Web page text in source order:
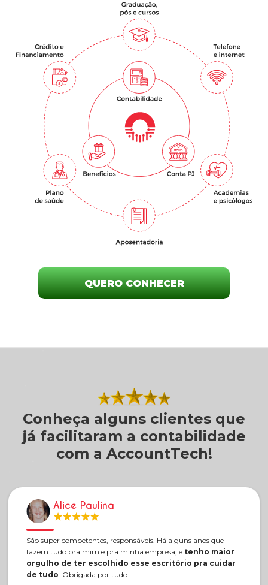
QUERO CONHECER
Conheça alguns clientes que
já facilitaram a contabilidade
com a AccountTech!
Alice Paulina
São super competentes, responsáveis. Há alguns anos que
fazem tudo pra mim e pra minha empresa, e tenho maior
orgulho de ter escolhido esse escritório pra cuidar
de tudo . Obrigada por tudo.